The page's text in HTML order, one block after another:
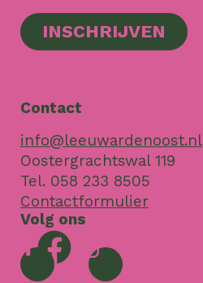
INSCHRIJVEN
Contact
info@leeuwardenoost.nl
Oostergrachtswal 119
Tel. 058 233 8505
Contactformulier
Volg ons